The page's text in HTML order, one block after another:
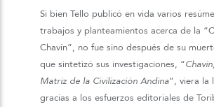
Si bien Tello publicó en vida varios
trabajos y planteamientos acerca de la
Chavín”, no fue sino después de su
que sintetizó sus investigaciones, “
Matriz de la Civilización Andina”, viera la
gracias a los esfuerzos editoriales de